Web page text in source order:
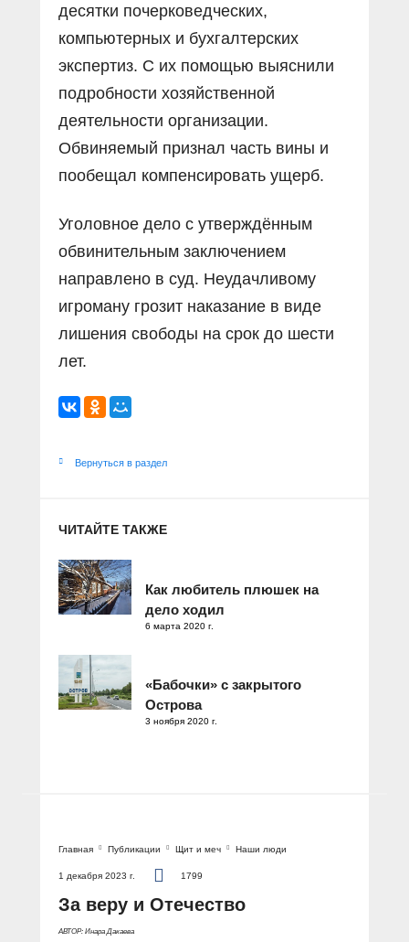
десятки почерковедческих,
компьютерных и бухгалтерских
экспертиз. С их помощью выяснили
подробности хозяйственной
деятельности организации.
Обвиняемый признал часть вины и
пообещал компенсировать ущерб.
Уголовное дело с утверждённым
обвинительным заключением
направлено в суд. Неудачливому
игроману грозит наказание в виде
лишения свободы на срок до шести
лет.
Вернуться в раздел
ЧИТАЙТЕ ТАКЖЕ
Как любитель плюшек на
дело ходил
6 марта 2020 г.
«Бабочки» с закрытого
Острова
3 ноября 2020 г.
Главная Публикации Щит и меч Наши люди
1 декабря 2023 г. 1799
За веру и Отечество
АВТОР: Инара Дакаева